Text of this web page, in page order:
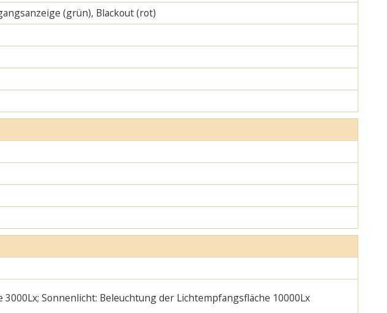
(grün), Blackout (rot)
Sonnenlicht: Beleuchtung der Lichtempfangsfläche 10000Lx